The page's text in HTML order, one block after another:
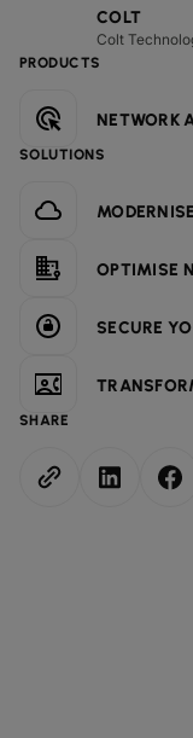
COLT
Colt
PRODUCTS
NETWORK
SOLUTIONS
OPTIMISE
SECURE
SHARE